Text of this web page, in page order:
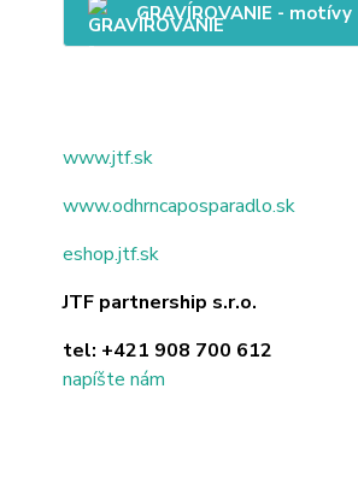
GRAVÍROVANIE - motívy
www.jtf.sk
www.odhrncaposparadlo.sk
eshop.jtf.sk
JTF partnership s.r.o.
tel: +421 908 700 612
napíšte nám